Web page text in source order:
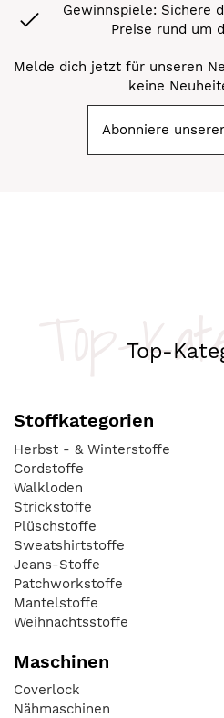
Gewinnspiele: Sichere
Preise rund um
Melde dich jetzt für unseren
keine
Abonniere
Top-
Top-
Stoffkategorien
Herbst - & Winterstoffe
Cordstoffe
Walkloden
Strickstoffe
Plüschstoffe
Sweatshirtstoffe
Jeans-Stoffe
Patchworkstoffe
Mantelstoffe
Weihnachtsstoffe
Maschinen
Coverlock
Nähmaschinen